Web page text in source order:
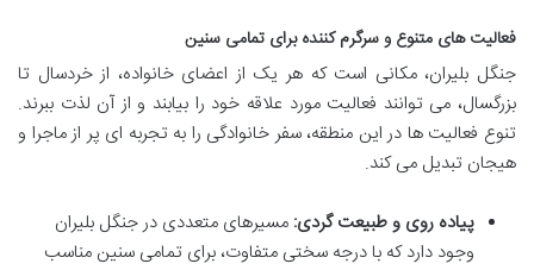
فعالیت های متنوع و سرگرم کننده برای تمامی سنین
جنگل بلیران، مکانی است که هر یک از اعضای خانواده، از خردسال تا
بزرگسال، می توانند فعالیت مورد علاقه خود را بیابند و از آن لذت ببرند.
تنوع فعالیت ها در این منطقه، سفر خانوادگی را به تجربه ای پر از ماجرا و
هیجان تبدیل می کند.
پیاده روی و طبیعت گردی: مسیرهای متعددی در جنگل بلیران
وجود دارد که با درجه سختی متفاوت، برای تمامی سنین مناسب